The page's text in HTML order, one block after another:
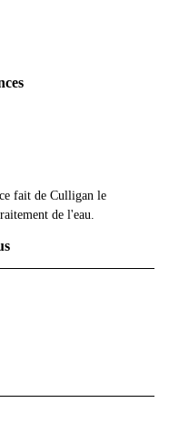
fait de Culligan le
de l'eau.